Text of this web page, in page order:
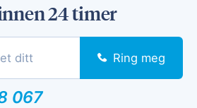
24 timer
Ring meg
067